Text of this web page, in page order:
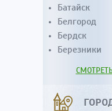
Батайск
Белгород
Бердск
Березники